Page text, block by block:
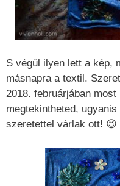
S végül ilyen lett a kép,
másnapra a textil.
2018. februárjában
megtekintheted,
szeretettel várlak ott! 😉